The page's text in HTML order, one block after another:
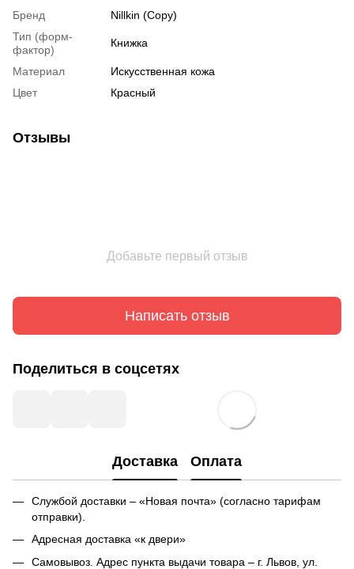
Бренд
Nillkin (Copy)
Тип (форм-
фактор)
Книжка
Материал
Искусственная кожа
Цвет
Красный
Отзывы
Добавьте первый отзыв
Написать отзыв
Поделиться в соцсетях
Доставка Оплата
Службой доставки – «Новая почта» (согласно тарифам
отправки).
Адресная доставка «к двери»
Самовывоз. Адрес пункта выдачи товара – г. Львов, ул.